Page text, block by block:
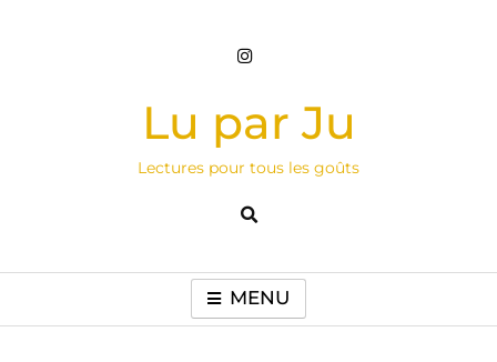
Lu par Ju
Lectures pour tous les goûts
MENU